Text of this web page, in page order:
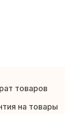
товаров
на товары